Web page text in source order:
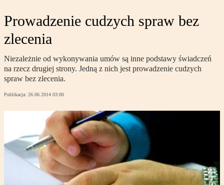
Prowadzenie cudzych spraw bez
zlecenia
Niezależnie od wykonywania umów są inne podstawy świadczeń
na rzecz drugiej strony. Jedną z nich jest prowadzenie cudzych
spraw bez zlecenia.
Publikacja: 26.06.2014 03:00